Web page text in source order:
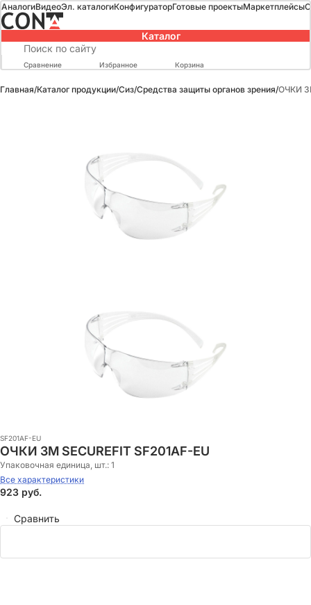
АналогиВидеоЭл. каталогиКонфигураторГотовые проектыМаркетплейсы
Каталог
Сравнение Избранное Корзина
Главная/Каталог продукции/Сиз/Средства защиты органов зрения/ОЧКИ
SF201AF-EU
ОЧКИ 3M SECUREFIT SF201AF-EU
Упаковочная единица, шт.: 1
Все характеристики
923 руб.
Сравнить